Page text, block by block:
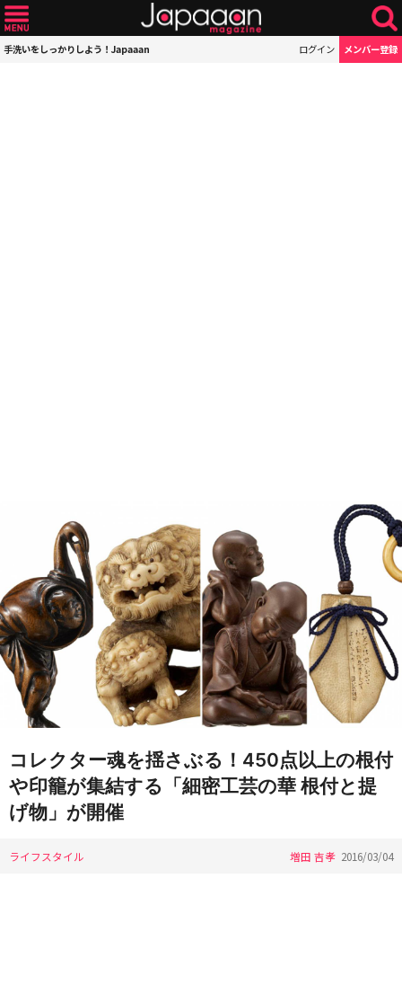
手洗いをしっかりしよう！Japaaan ログイン メンバー登録
コレクター魂を揺さぶる！450点以上の根付
や印籠が集結する「細密工芸の華 根付と提
げ物」が開催
ライフスタイル 増田 吉孝 2016/03/04